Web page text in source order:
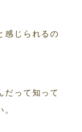
感じられるの
だって知って